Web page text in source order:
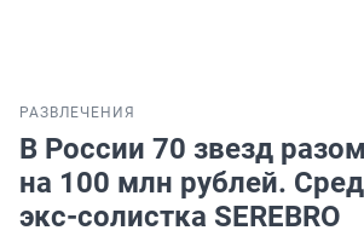
РАЗВЛЕЧЕНИЯ
В России 70 звезд
на 100 млн рублей.
экс-солистка SEREBRO